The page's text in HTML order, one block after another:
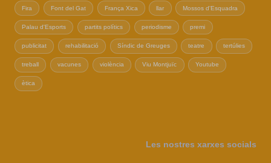
Fira Font del Gat França Xica llar Mossos d'Esquadra
Palau d'Esports partits polítics periodisme premi
publicitat rehabilitació Síndic de Greuges teatre tertúlies
treball vacunes violència Viu Montjuïc Youtube
ètica
Les nostres xarxes socials